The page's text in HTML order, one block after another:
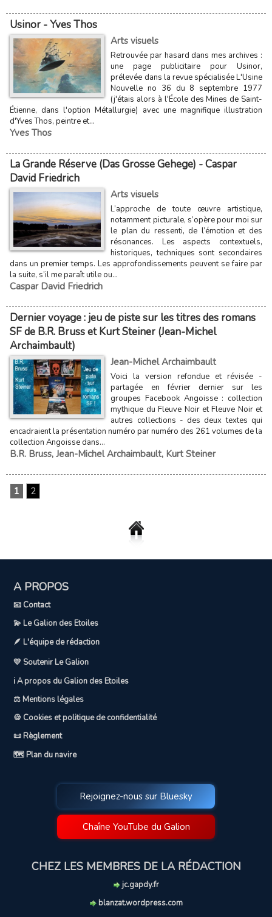
Usinor - Yves Thos
Arts visuels
Retrouvée par hasard dans mes archives :
une page publicitaire pour Usinor,
prélevée dans la revue spécialisée L'Usine
Nouvelle no 36 du 8 septembre 1977
(j'étais alors à l'École des Mines de Saint-
Étienne, dans l'option Métallurgie) avec une magnifique illustration
d'Yves Thos, peintre et...
Yves Thos
La Grande Réserve (Das Grosse Gehege) - Caspar
David Friedrich
Arts visuels
L’approche de toute œuvre artistique,
notamment picturale, s’opère pour moi sur
le plan du ressenti, de l’émotion et des
résonances. Les aspects contextuels,
historiques, techniques sont secondaires
dans un premier temps. Les approfondissements peuvent se faire par
la suite, s’il me paraît utile ou...
Caspar David Friedrich
Dernier voyage : jeu de piste sur les titres des romans
SF de B.R. Bruss et Kurt Steiner (Jean-Michel
Archaimbault)
Jean-Michel Archaimbault
Voici la version refondue et révisée -
partagée en février dernier sur les
groupes Facebook Angoisse : collection
mythique du Fleuve Noir et Fleuve Noir et
autres collections - des deux textes qui
encadraient la présentation numéro par numéro des 261 volumes de la
collection Angoisse dans...
B.R. Bruss, Jean-Michel Archaimbault, Kurt Steiner
1 2
A PROPOS
📧 Contact
💫 Le Galion des Etoiles
🪶 L'équipe de rédaction
💛 Soutenir Le Galion
ℹ️ A propos du Galion des Etoiles
⚖️ Mentions légales
🍪 Cookies et politique de confidentialité
📜 Règlement
🗺️ Plan du navire
Rejoignez-nous sur Bluesky
Chaîne YouTube du Galion
CHEZ LES MEMBRES DE LA RÉDACTION
jc.gapdy.fr
blanzat.wordpress.com